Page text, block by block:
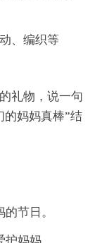
、编织等
礼物，说一句
的妈妈真棒”结
节日。